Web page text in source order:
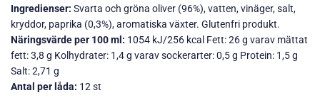
Ingredienser: Svarta och gröna oliver (96%), vatten, vinäger, salt,
kryddor, paprika (0,3%), aromatiska växter. Glutenfri produkt.
Näringsvärde per 100 ml: 1054 kJ/256 kcal Fett: 26 g varav mättat
fett: 3,8 g Kolhydrater: 1,4 g varav sockerarter: 0,5 g Protein: 1,5 g
Salt: 2,71 g
Antal per låda: 12 st